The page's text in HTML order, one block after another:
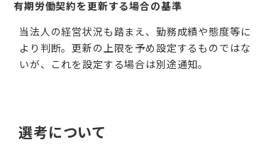
有期労働契約を更新する場合の基準
当法人の経営状況も踏まえ、勤務成績や態度等に
より判断。更新の上限を予め設定するものではな
いが、これを設定する場合は別途通知。
選考について